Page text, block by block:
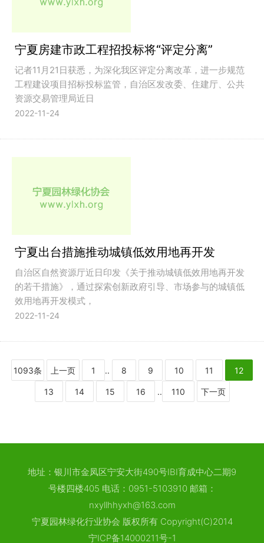
宁夏房建市政工程招投标将“评定分离”
记者11月21日获悉，为深化我区评定分离改革，进一步规范
工程建设项目招标投标监管，自治区发改委、住建厅、公共
资源交易管理局近日
2022-11-24
宁夏出台措施推动城镇低效用地再开发
自治区自然资源厅近日印发《关于推动城镇低效用地再开发
的若干措施》，通过探索创新政府引导、市场参与的城镇低
效用地再开发模式，
2022-11-24
1093条 上一页 1 .. 8 9 10 11 12
13 14 15 16 .. 110 下一页
地址：银川市金凤区宁安大街490号IBI育成中心二期9
号楼四楼405 电话：0951-5103910 邮箱：
nxyllhhyxh@163.com
宁夏园林绿化行业协会 版权所有 Copyright(C)2014
宁ICP备14000211号-1